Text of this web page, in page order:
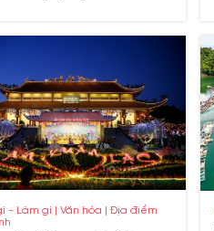
Thánh Hang Son Quảng
bình và những truyền
xa xưa.
- Làm gì | Văn hóa | Địa điểm